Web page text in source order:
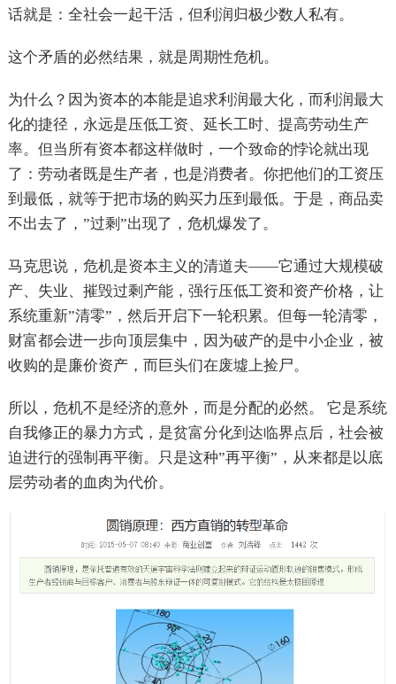
话就是：全社会一起干活，但利润归极少数人私有。
这个矛盾的必然结果，就是周期性危机。
为什么？因为资本的本能是追求利润最大化，而利润最大
化的捷径，永远是压低工资、延长工时、提高劳动生产
率。但当所有资本都这样做时，一个致命的悖论就出现
了：劳动者既是生产者，也是消费者。你把他们的工资压
到最低，就等于把市场的购买力压到最低。于是，商品卖
不出去了，”过剩”出现了，危机爆发了。
马克思说，危机是资本主义的清道夫——它通过大规模破
产、失业、摧毁过剩产能，强行压低工资和资产价格，让
系统重新”清零”，然后开启下一轮积累。但每一轮清零，
财富都会进一步向顶层集中，因为破产的是中小企业，被
收购的是廉价资产，而巨头们在废墟上捡尸。
所以，危机不是经济的意外，而是分配的必然。 它是系统
自我修正的暴力方式，是贫富分化到达临界点后，社会被
迫进行的强制再平衡。只是这种”再平衡”，从来都是以底
层劳动者的血肉为代价。